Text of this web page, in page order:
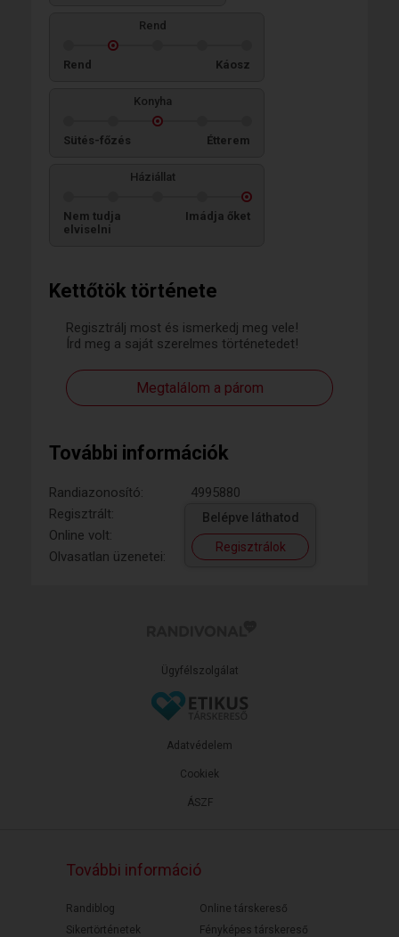
Kettőtök története
Regisztrálj most és ismerkedj meg vele!
Írd meg a saját szerelmes történetedet!
Megtalálom a párom
További információk
Randiazonosító:
4995880
Regisztrált:
Online volt:
Olvasatlan üzenetei:
Belépve láthatod
Regisztrálok
Rend
Rend Káosz
Konyha
Sütés-főzés Étterem
Háziállat
Nem tudja
elviselni
Imádja őket
Ügyfélszolgálat
ÁSZF
Adatvédelem
Cookiek
További információ
Randiblog
Sikertörténetek
Online társkereső
Fényképes társkereső